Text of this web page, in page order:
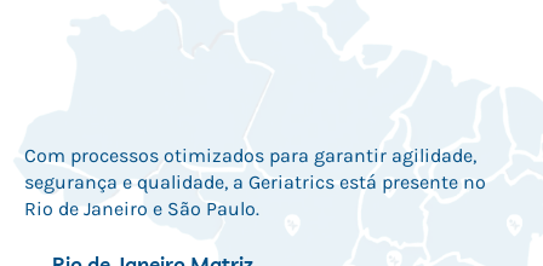
Com processos otimizados para garantir agilidade,
segurança e qualidade, a Geriatrics está presente no
Rio de Janeiro e São Paulo.